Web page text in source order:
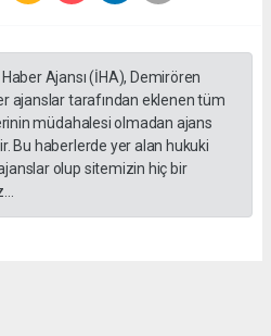
Ajansı (İHA), Demirören
ajanslar tarafından eklenen tüm
müdahalesi olmadan ajans
Bu haberlerde yer alan hukuki
olup sitemizin hiç bir